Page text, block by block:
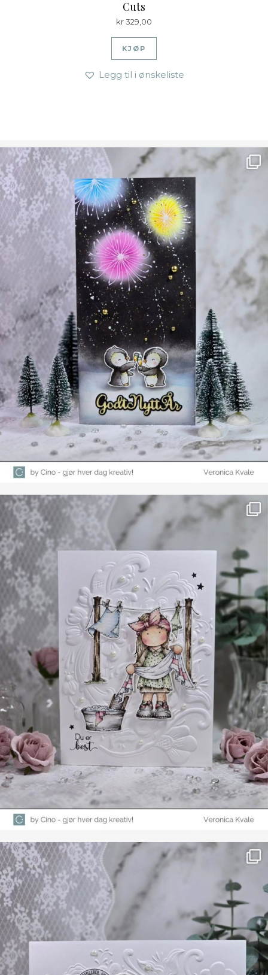
Cuts
kr329,00
KJØP
Legg til i ønskeliste
Ønsk